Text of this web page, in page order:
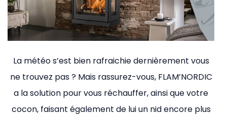
La météo s’est bien rafraichie dernièrement vous
ne trouvez pas ? Mais rassurez-vous, FLAM’NORDIC
a la solution pour vous réchauffer, ainsi que votre
cocon, faisant également de lui un nid encore plus